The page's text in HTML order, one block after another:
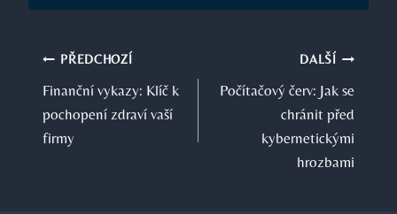
Navigace
pro
příspěvek
PŘEDCHOZÍ
Finanční vykazy: Klíč k
pochopení zdraví vaší
firmy
DALŠÍ
Počítačový červ: Jak se
chránit před
kybernetickými
hrozbami